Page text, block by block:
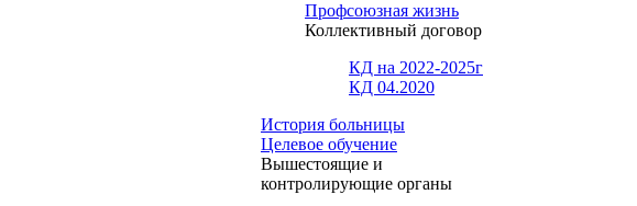
Профсоюзная жизнь
Коллективный договор
КД на 2022-2025г
КД 04.2020
История больницы
Целевое обучение
Вышестоящие и
контролирующие органы